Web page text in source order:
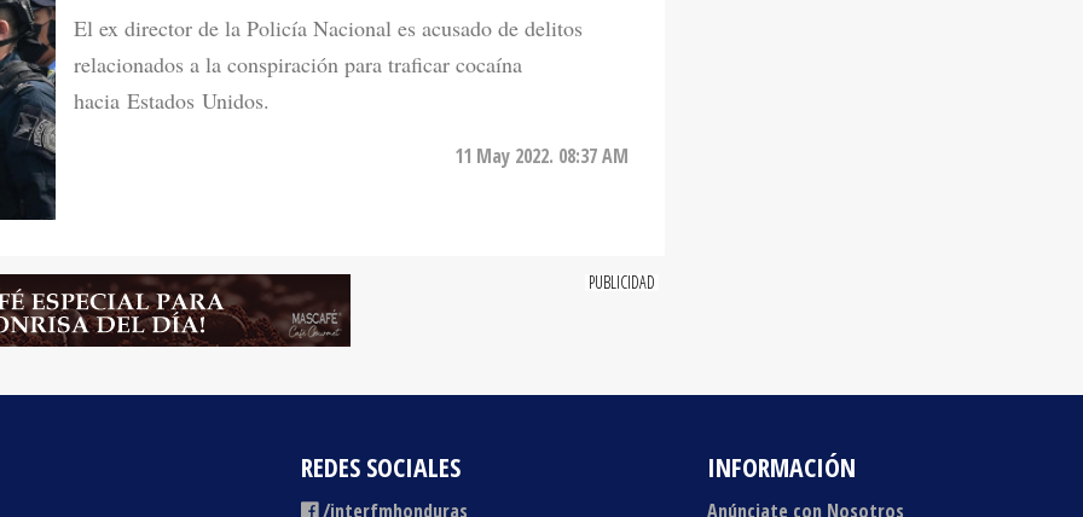
relacionados a la conspiración para traficar cocaína
hacia Estados Unidos.
REDES SOCIALES
/interfmhonduras
INFORMACIÓN
Anúnciate con Nosotros